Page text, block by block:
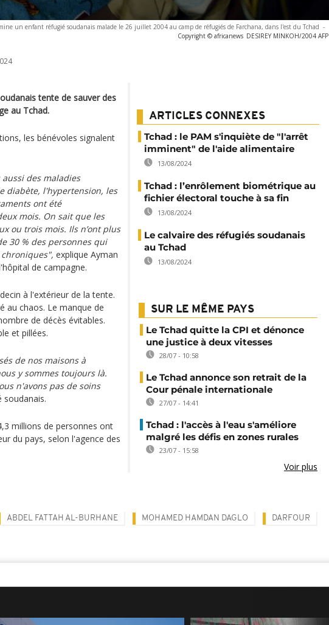
un enfant réfugié soudanais malade le 26 juillet 2004 au camp de réfugiés de Farchana, dans l'est du Tchad -
Copyright © africanews DESIREY MINKOH/2004 AFP
tente de sauver des
au Tchad.
les bénévoles signalent
des maladies
diabète, l'hypertension, les
ont été
mois. On sait que les
ou trois mois. Ils n’ont plus
30 % des personnes qui
explique Ayman
de campagne.
à l'extérieur de la tente.
au chaos. Le manque de
de décès évitables.
et pillées.
de nos maisons à
y sommes toujours là.
n'avons pas de soins
soudanais.
millions de personnes ont
du pays, selon l'agence des
ARTICLES CONNEXES
Tchad : le PAM s'inquiète de "l'arrêt
imminent" de l'aide alimentaire
13/08/2024
Tchad : l’enrôlement biométrique au
fichier électoral touche à sa fin
13/08/2024
Le calvaire des réfugiés soudanais
au Tchad
13/08/2024
SUR LE MÊME PAYS
Le Tchad quitte la CPI et dénonce
une justice à deux vitesses
28/07 - 10:58
Le Tchad annonce son retrait de la
Cour pénale internationale
27/07 - 14:41
Tchad : l'accès à l'eau s'améliore
malgré les défis en zones rurales
23/07 - 15:58
Voir plus
ABDEL FATTAH AL-BURHANE MOHAMED HAMDAN DAGLO DARFOUR